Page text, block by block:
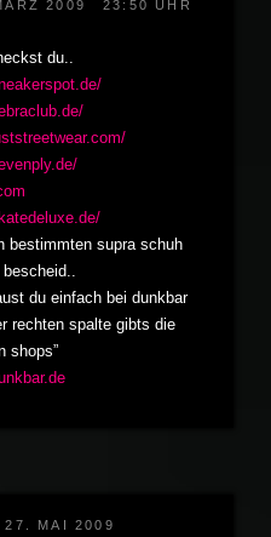
2009 23:50 UHR
du..
bestimmten supra schuh
du einfach bei dunkbar
rechten spalte gibts die
shops”
27. MAI 2009